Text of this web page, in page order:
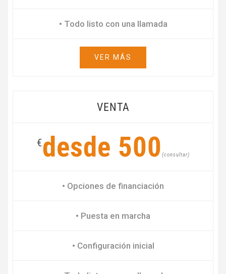
• Todo listo con una llamada
VER MÁS
VENTA
€desde 500 (consultar)
• Opciones de financiación
• Puesta en marcha
• Configuración inicial